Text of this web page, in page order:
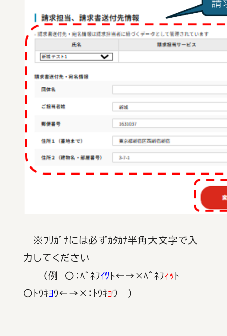
※ﾌﾘｶﾞﾅには必ずｶﾀｶﾅ半角大文字で入
力してください
（例 〇：ﾍﾞﾈﾌｲﾂ ﾄ←→×ﾍﾞﾈﾌｨｯ ﾄ
〇ﾄｳｷﾖｳ←→×：ﾄｳｷｮｳ ）